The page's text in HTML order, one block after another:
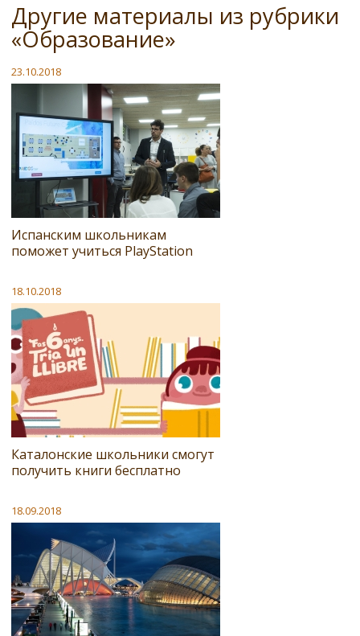
Другие материалы из рубрики
«Образование»
23.10.2018
Испанским школьникам
поможет учиться PlayStation
18.10.2018
Каталонские школьники смогут
получить книги бесплатно
18.09.2018